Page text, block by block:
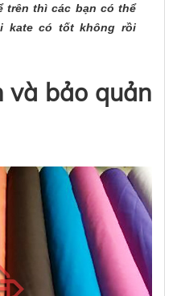
trên thì các bạn có thể
kate có tốt không rồi
và bảo quản